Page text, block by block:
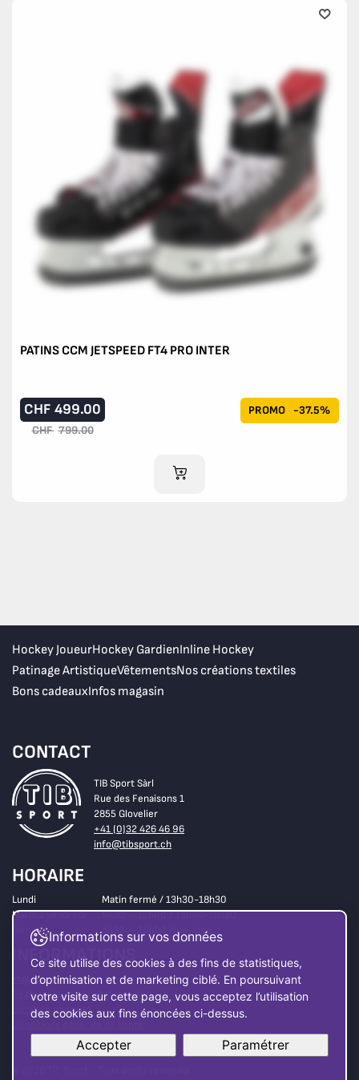
PATINS CCM JETSPEED FT4 PRO INTER
PROMO -37.5%
CHF 499.00
CHF 799.00
AJOUTER AU PANIER
Hockey JoueurHockey GardienInline Hockey
Patinage ArtistiqueVêtementsNos créations textiles
Bons cadeauxInfos magasin
CONTACT
TIB Sport Sàrl
Rue des Fenaisons 1
2855 Glovelier
+41 (0)32 426 46 96
info@tibsport.ch
HORAIRE
Lundi
Matin fermé / 13h30-18h30
Mardi à vendredi
8h30 – 12h00 / 13h30-18h30
Samedi
8h30 – 16h00 Non-stop
INFORMATIONS
Magasin
Règlement matériel d’occasion
Location matériel
Informations sur vos données
Ce site utilise des cookies à des fins de statistiques,
d’optimisation et de marketing ciblé. En poursuivant
votre visite sur cette page, vous acceptez l’utilisation
des cookies aux fins énoncées ci-dessus.
Accepter
Paramétrer